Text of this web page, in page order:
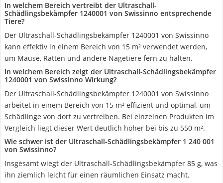
In welchem Bereich vertreibt der Ultraschall-
Schädlingsbekämpfer 1240001 von Swissinno entsprechende
Tiere?
Der Ultraschall-Schädlingsbekämpfer 1240001 von Swissinno
kann effektiv in einem Bereich von 15 m² verwendet werden,
um Mäuse, Ratten und andere Nagetiere fern zu halten.
In welchem Bereich zeigt der Ultraschall-Schädlingsbekämpfer
1240001 von Swissinno Wirkung?
Der Ultraschall-Schädlingsbekämpfer 1240001 von Swissinno
arbeitet in einem Bereich von 15 m² effizient und optimal, um
Schädlinge von dort zu vertreiben. Bei einzelnen Produkten im
Vergleich liegt dieser Wert deutlich höher bei bis zu 550 m².
Wie schwer ist der Ultraschall-Schädlingsbekämpfer 1 240 001
von Swissinno?
Insgesamt wiegt der Ultraschall-Schädlingsbekämpfer 85 g, was
ihn ziemlich leicht für einen räumlichen Einsatz macht.